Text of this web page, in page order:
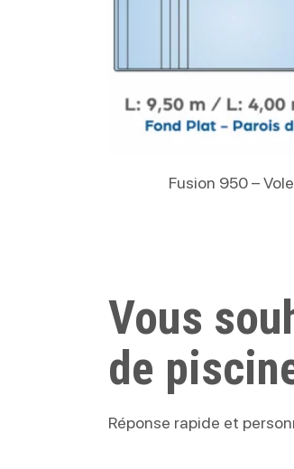
Fusion 950 –
Vous
de
Réponse rapide et